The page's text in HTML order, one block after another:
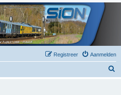
Aanmelden
Registreer